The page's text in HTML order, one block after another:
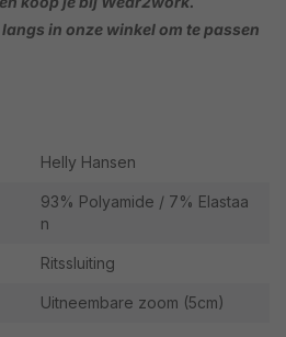
in onze winkel om te passen
Helly Hansen
93% Polyamide / 7% Elastaa
n
Ritssluiting
Uitneembare zoom (5cm)